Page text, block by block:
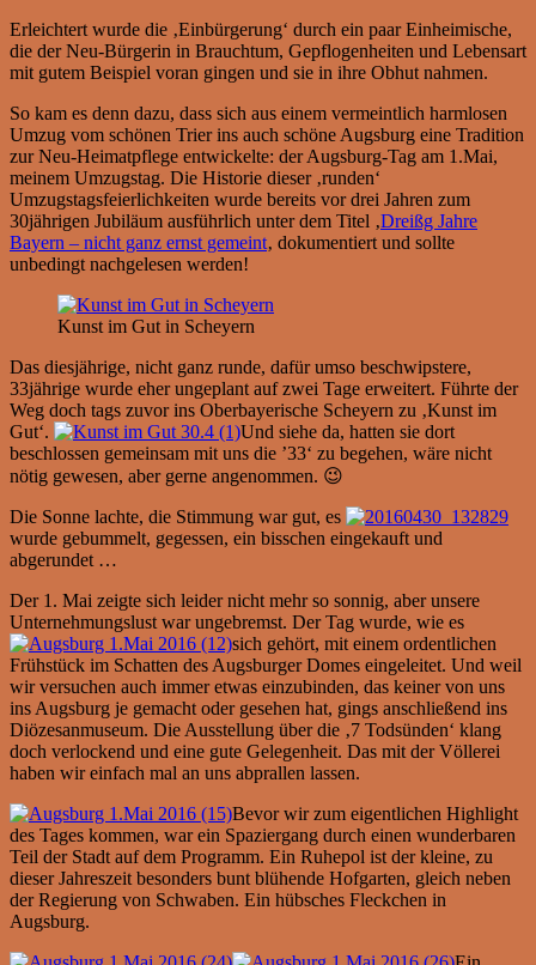
Erleichtert wurde die ‚Einbürgerung‘ durch ein paar Einheimische,
die der Neu-Bürgerin in Brauchtum, Gepflogenheiten und Lebensart
mit gutem Beispiel voran gingen und sie in ihre Obhut nahmen.
So kam es denn dazu, dass sich aus einem vermeintlich harmlosen
Umzug vom schönen Trier ins auch schöne Augsburg eine Tradition
zur Neu-Heimatpflege entwickelte: der Augsburg-Tag am 1.Mai,
meinem Umzugstag. Die Historie dieser ‚runden‘
Umzugstagsfeierlichkeiten wurde bereits vor drei Jahren zum
30jährigen Jubiläum ausführlich unter dem Titel ‚Dreißg Jahre
Bayern – nicht ganz ernst gemeint‚ dokumentiert und sollte
unbedingt nachgelesen werden!
Kunst im Gut in Scheyern
Das diesjährige, nicht ganz runde, dafür umso beschwipstere,
33jährige wurde eher ungeplant auf zwei Tage erweitert. Führte der
Weg doch tags zuvor ins Oberbayerische Scheyern zu ‚Kunst im
Gut‘.
Und siehe da, hatten sie dort
beschlossen gemeinsam mit uns die ’33‘ zu begehen, wäre nicht
nötig gewesen, aber gerne angenommen. 😉
Die Sonne lachte, die Stimmung war gut, es
wurde gebummelt, gegessen, ein bisschen eingekauft und
abgerundet …
Der 1. Mai zeigte sich leider nicht mehr so sonnig, aber unsere
Unternehmungslust war ungebremst. Der Tag wurde, wie es
sich gehört, mit einem ordentlichen
Frühstück im Schatten des Augsburger Domes eingeleitet. Und weil
wir versuchen auch immer etwas einzubinden, das keiner von uns
ins Augsburg je gemacht oder gesehen hat, gings anschließend ins
Diözesanmuseum. Die Ausstellung über die ‚7 Todsünden‘ klang
doch verlockend und eine gute Gelegenheit. Das mit der Völlerei
haben wir einfach mal an uns abprallen lassen.
Bevor wir zum eigentlichen Highlight
des Tages kommen, war ein Spaziergang durch einen wunderbaren
Teil der Stadt auf dem Programm. Ein Ruhepol ist der kleine, zu
dieser Jahreszeit besonders bunt blühende Hofgarten, gleich neben
der Regierung von Schwaben. Ein hübsches Fleckchen in
Augsburg.